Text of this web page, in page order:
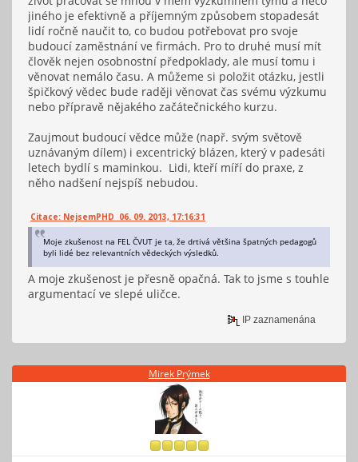
jiného je efektivně a příjemným způsobem stopadesát
lidí ročně naučit to, co budou potřebovat pro svoje
budoucí zaměstnání ve firmách. Pro to druhé musí mít
člověk nejen osobnostní předpoklady, ale musí tomu i
věnovat nemálo času. A můžeme si položit otázku, jestli
špičkový vědec bude raději věnovat čas svému výzkumu
nebo přípravě nějakého začátečnického kurzu.
Zaujmout budoucí vědce může (např. svým světově
uznávaným dílem) i excentrický blázen, který v padesáti
letech bydlí s maminkou. Lidi, kteří míří do praxe, z
něho nadšení nejspíš nebudou.
Citace: NejsemPHD 06. 09. 2013, 17:16:31
Moje zkušenost na FEL ČVUT je ta, že drtivá většina špatných pedagogů
byli lidé bez relevantních vědeckých výsledků.
A moje zkušenost je přesně opačná. Tak to jsme s touhle
argumentací ve slepé uličce.
IP zaznamenána
Mirek Prýmek